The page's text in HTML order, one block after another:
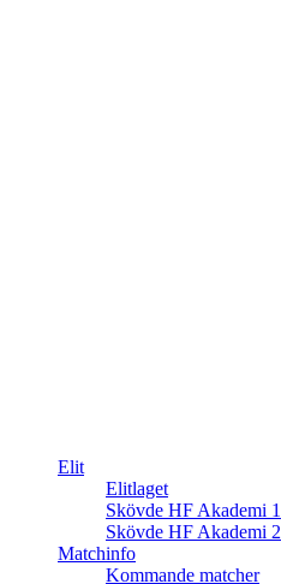
Elit
Elitlaget
Skövde HF Akademi 1
Skövde HF Akademi 2
Matchinfo
Kommande matcher